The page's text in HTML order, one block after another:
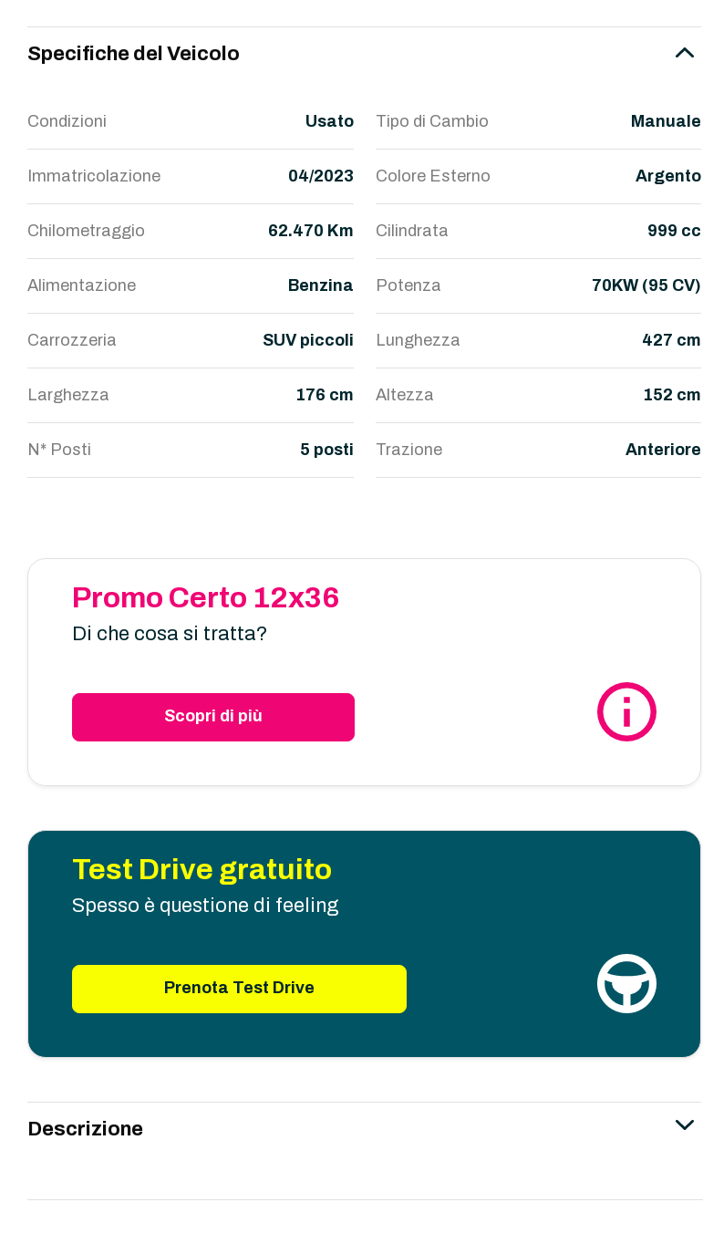
Specifiche del Veicolo
Condizioni Usato Tipo di Cambio Manuale
Immatricolazione 04/2023 Colore Esterno Argento
Chilometraggio 62.470 Km Cilindrata 999 cc
Alimentazione Benzina Potenza 70KW (95 CV)
Carrozzeria SUV piccoli Lunghezza 427 cm
Larghezza 176 cm Altezza 152 cm
N* Posti 5 posti Trazione Anteriore
Promo Certo 12x36
Di che cosa si tratta?
Scopri di più
Test Drive gratuito
Spesso è questione di feeling
Prenota Test Drive
Descrizione